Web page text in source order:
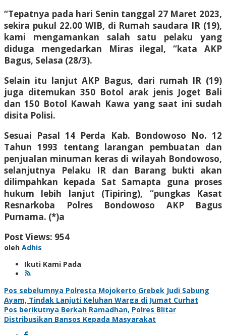
“Tepatnya pada hari Senin tanggal 27 Maret 2023,
sekira pukul 22.00 WIB, di Rumah saudara IR (19),
kami mengamankan salah satu pelaku yang
diduga mengedarkan Miras ilegal, “kata AKP
Bagus, Selasa (28/3).
Selain itu lanjut AKP Bagus, dari rumah IR (19)
juga ditemukan 350 Botol arak jenis Joget Bali
dan 150 Botol Kawah Kawa yang saat ini sudah
disita Polisi.
Sesuai Pasal 14 Perda Kab. Bondowoso No. 12
Tahun 1993 tentang larangan pembuatan dan
penjualan minuman keras di wilayah Bondowoso,
selanjutnya Pelaku IR dan Barang bukti akan
dilimpahkan kepada Sat Samapta guna proses
hukum lebih lanjut (Tipiring), “pungkas Kasat
Resnarkoba Polres Bondowoso AKP Bagus
Purnama. (*)a
Post Views: 954
oleh Adhis
Ikuti Kami Pada
Navigasi
pos
Pos sebelumnya Polresta Mojokerto Grebek Judi Sabung
Ayam, Tindak Lanjuti Keluhan Warga di Jumat Curhat
Pos berikutnya Berkah Ramadhan, Polres Blitar
Distribusikan Bansos Kepada Masyarakat